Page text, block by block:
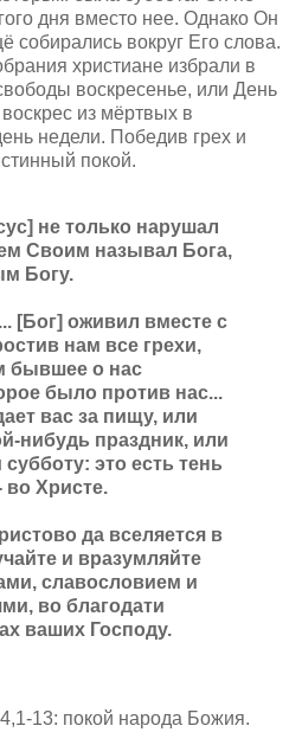
дня вместо нее. Однако Он
собирались вокруг Его слова.
христиане избрали в
воскресенье, или День
из мёртвых в
недели. Победив грех и
покой.
не только нарушал
Своим называл Бога,
Богу.
[Бог] оживил вместе с
нам все грехи,
бывшее о нас
было против нас...
вас за пищу, или
нибудь праздник, или
это есть тень
во Христе.
да вселяется в
и вразумляйте
славословием и
во благодати
ваших Господу.
13: покой народа Божия.